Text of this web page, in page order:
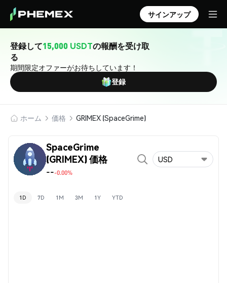
サインアップ
登録して15,000 USDTの報酬を受け取
る
期間限定オファーがお待ちしています！
登録
ホーム 価格 GRIMEX (SpaceGrime)
SpaceGrime
(GRIMEX) 価格
---0.00%
USD
1D 7D 1M 3M 1Y YTD